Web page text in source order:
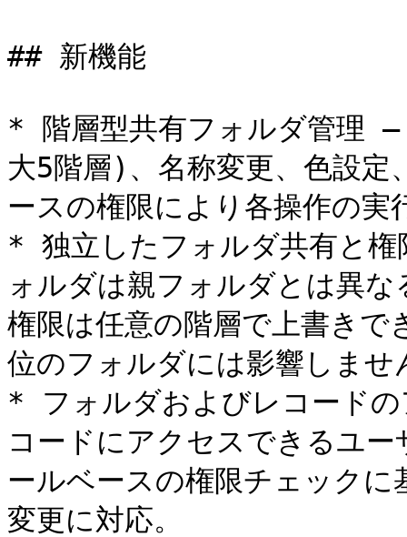
## 新機能
* 階層型共有フォルダ管理
大5階層)、名称変更、色設定
ースの権限により各操作の実
* 独立したフォルダ共有と
ォルダは親フォルダとは異
権限は任意の階層で上書きで
位のフォルダには影響しませ
* フォルダおよびレコード
コードにアクセスできるユ
ールベースの権限チェック
変更に対応。